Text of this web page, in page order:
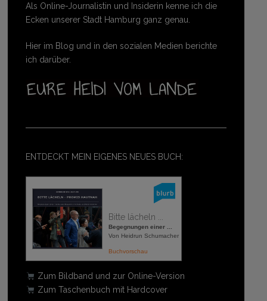
Als Online-Journalistin und Insiderin kenne ich die
Ecken unserer Stadt Hamburg ganz genau.
Hier im Blog und in den sozialen Medien berichte
ich darüber.
ENTDECKT MEIN EIGENES NEUES BUCH:
Bitte lächeln ...
Begegnungen einer ...
Von Heidrun Schumacher
Buchvorschau
Zum Bildband und zur Online-Version
Zum Taschenbuch mit Hardcover